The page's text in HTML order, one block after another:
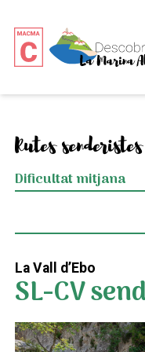
Rutes senderistes
Dificultat mitjana
La Vall d’Ebo
SL-CV